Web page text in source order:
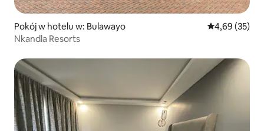
Pokój w hotelu w: Bulawayo Średnia
4,69 (35)
Nkandla Resorts